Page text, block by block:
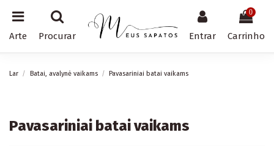
Arte Procurar Entrar
0
Carrinho
Lar Batai, avalynė vaikams Pavasariniai batai vaikams
Pavasariniai batai vaikams